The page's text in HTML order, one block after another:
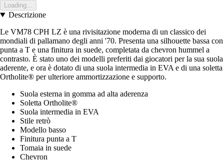
Loading...
Descrizione
Le VM78 CPH LZ è una rivisitazione moderna di un classico dei
mondiali di pallamano degli anni '70. Presenta una silhouette bassa con
punta a T e una finitura in suede, completata da chevron hummel a
contrasto. È stato uno dei modelli preferiti dai giocatori per la sua suola
aderente, e ora è dotato di una suola intermedia in EVA e di una soletta
Ortholite® per ulteriore ammortizzazione e supporto.
Suola esterna in gomma ad alta aderenza
Soletta Ortholite®
Suola intermedia in EVA
Stile retrò
Modello basso
Finitura punta a T
Tomaia in suede
Chevron